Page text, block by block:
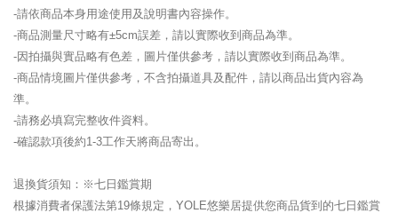
-請依商品本身用途使用及說明書內容操作。
-商品測量尺寸略有±5cm誤差，請以實際收到商品為準。
-因拍攝與實品略有色差，圖片僅供參考，請以實際收到商品為準。
-商品情境圖片僅供參考，不含拍攝道具及配件，請以商品出貨內容為
準。
-請務必填寫完整收件資料。
-確認款項後約1-3工作天將商品寄出。
退換貨須知：※七日鑑賞期
根據消費者保護法第19條規定，YOLE悠樂居提供您商品貨到的七日鑑賞